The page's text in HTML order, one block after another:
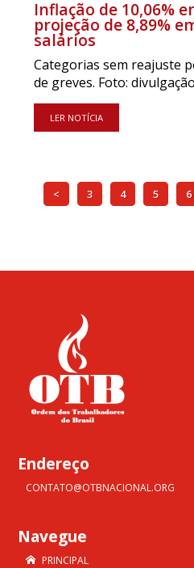
Inflação de 10,06%
projeção de 8,89%
salários
Categorias sem reajuste
de greves. Foto: divulgação
LER NOTÍCIA
< 3 4 5 6
Endereço
CONTATO@OTBNACIONAL.ORG
Navegue
PRINCIPAL